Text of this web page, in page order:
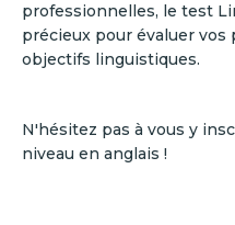
professionnelles, le test
précieux pour évaluer
objectifs linguistiques.
N'hésitez pas à vous y
niveau en anglais !